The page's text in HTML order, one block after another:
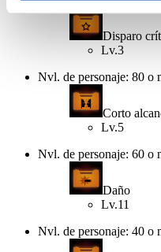
Disparo
Lv.3
Nvl. de personaje: 80 o
Corto
Lv.5
Nvl. de personaje: 60 o
Daño
Lv.11
Nvl. de personaje: 40 o